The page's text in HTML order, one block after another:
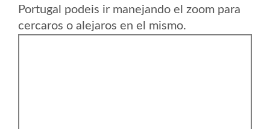
Portugal podeis ir manejando el zoom para
cercaros o alejaros en el mismo.